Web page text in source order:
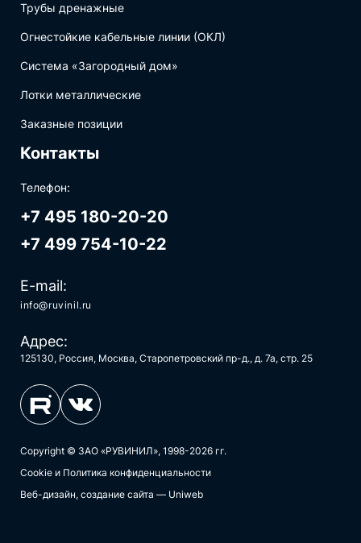
Трубы дренажные
Огнестойкие кабельные линии (ОКЛ)
Система «Загородный дом»
Лотки металлические
Заказные позиции
Контакты
Телефон:
+7 495 180-20-20
+7 499 754-10-22
E-mail:
info@ruvinil.ru
Адрес:
125130, Россия, Москва, Старопетровский пр-д., д. 7а, стр. 25
Copyright © ЗАО «РУВИНИЛ», 1998-2026 гг.
Cookie и Политика конфиденциальности
Веб-дизайн, создание сайта — Uniweb